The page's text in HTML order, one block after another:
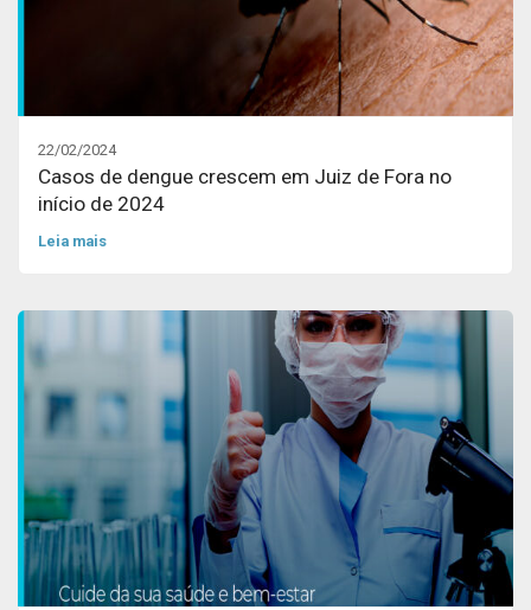
22/02/2024
Casos de dengue crescem em Juiz de Fora no
início de 2024
Leia mais